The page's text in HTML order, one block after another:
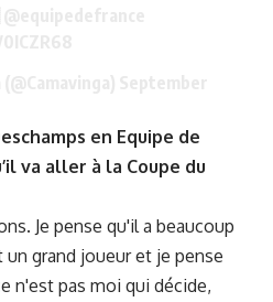
en Equipe de
va aller à la Coupe du
Je pense qu'il a beaucoup
un grand joueur et je pense
n'est pas moi qui décide,